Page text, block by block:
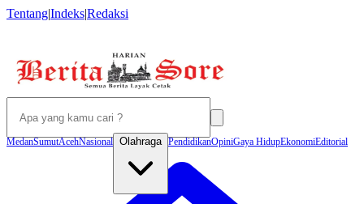
Tentang|Indeks|Redaksi
MedanSumutAcehNasional Olahraga PendidikanOpiniGaya HidupEkonomiEditorial